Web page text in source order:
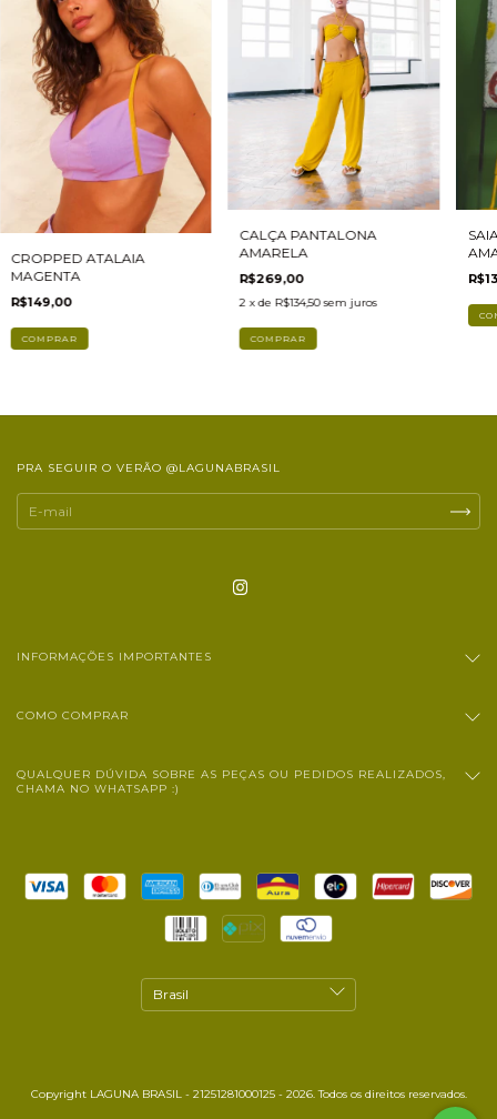
CROPPED ATALAIA
MAGENTA
R$149,00
CALÇA PANTALONA
AMARELA
R$269,00
2 x de R$134,50 sem juros
COMPRAR
PRA SEGUIR O VERÃO @LAGUNABRASIL
INFORMAÇÕES IMPORTANTES
COMO COMPRAR
QUALQUER DÚVIDA SOBRE AS PEÇAS OU PEDIDOS REALIZADOS,
CHAMA NO WHATSAPP :)
Copyright LAGUNA BRASIL - 21251281000125 - 2026. Todos os direitos reservados.